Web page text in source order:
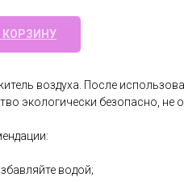
КОРЗИНУ
воздуха. После
экологически безопасно, не
водой;